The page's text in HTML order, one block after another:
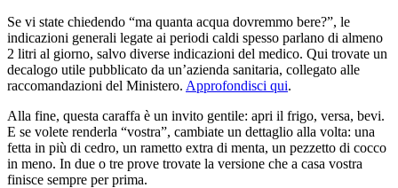
Se vi state chiedendo “ma quanta acqua dovremmo bere?”, le
indicazioni generali legate ai periodi caldi spesso parlano di almeno
2 litri al giorno, salvo diverse indicazioni del medico. Qui trovate un
decalogo utile pubblicato da un’azienda sanitaria, collegato alle
raccomandazioni del Ministero. Approfondisci qui.
Alla fine, questa caraffa è un invito gentile: apri il frigo, versa, bevi.
E se volete renderla “vostra”, cambiate un dettaglio alla volta: una
fetta in più di cedro, un rametto extra di menta, un pezzetto di cocco
in meno. In due o tre prove trovate la versione che a casa vostra
finisce sempre per prima.